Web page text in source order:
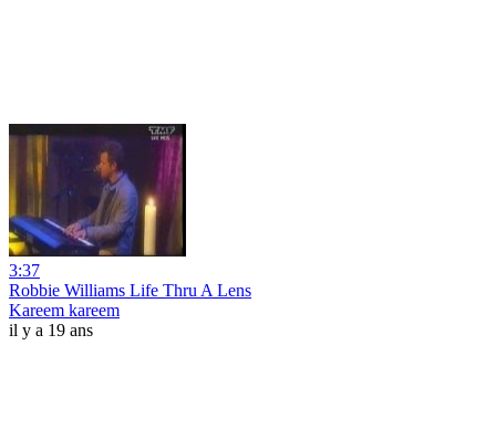
3:37
Robbie Williams Life Thru A Lens
Kareem kareem
il y a 19 ans